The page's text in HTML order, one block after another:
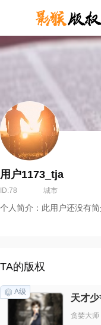
用户1173_tja
ID:78 城市
个人简介：此用户还没有简
TA的版权
A级
天才
贪婪大师